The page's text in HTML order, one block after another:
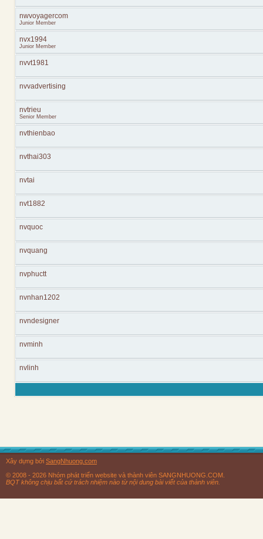
nwvoyagercom
Junior Member
nvx1994
Junior Member
nvvt1981
nvvadvertising
nvtrieu
Senior Member
nvthienbao
nvthai303
nvtai
nvt1882
nvquoc
nvquang
nvphuctt
nvnhan1202
nvndesigner
nvminh
nvlinh
Xây dựng bởi SangNhuong.com
© 2008 - 2026 Nhóm phát triển website và thành viên SANGNHUONG.COM.
BQT không chịu bất cứ trách nhiệm nào từ nội dung bài viết của thành viên.